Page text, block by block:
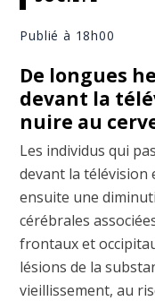
Publié à 18h00
De longues
devant la
nuire au
Les individus qui
devant la télévision
ensuite une
cérébrales
frontaux et
lésions de la
vieillissement, au